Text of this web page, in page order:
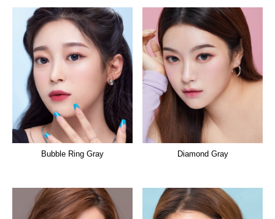
Bubble Ring Gray Diamond Gray